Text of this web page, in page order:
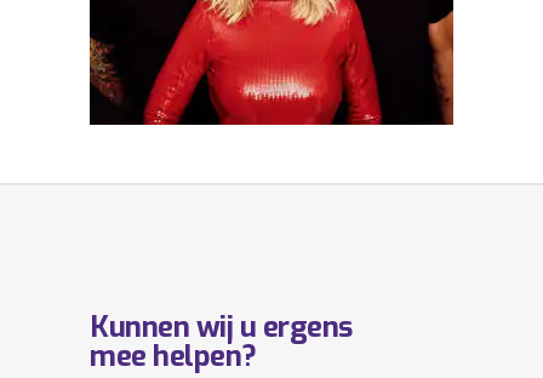
Kunnen wij u ergens
mee helpen?